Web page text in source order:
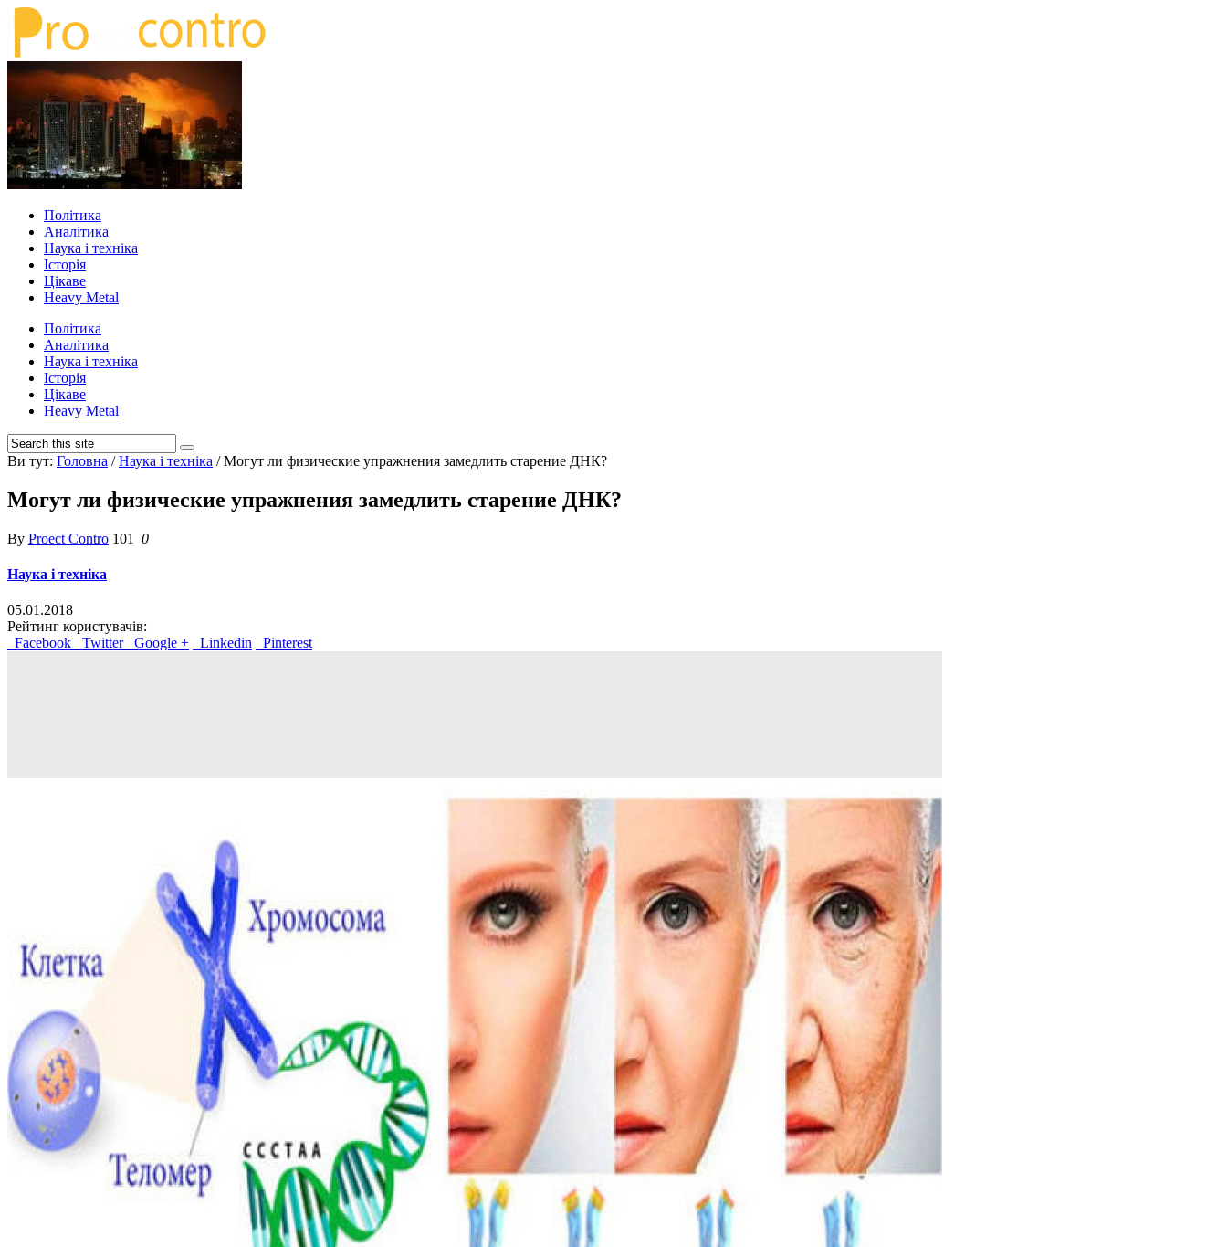
Політика
Аналітика
Наука і техніка
Історія
Цікаве
Heavy Metal
Політика
Аналітика
Наука і техніка
Історія
Цікаве
Heavy Metal
Ви тут: Головна /Наука і техніка /Могут ли физические упражнения замедлить старение ДНК?
Могут ли физические упражнения замедлить старение ДНК?
By Proect Contro 101 0
Наука і техніка
05.01.2018
Рейтинг користувачів:
Facebook
Twitter Google + Linkedin Pinterest